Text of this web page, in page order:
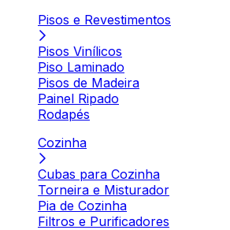
Pisos e Revestimentos
Pisos Vinílicos
Piso Laminado
Pisos de Madeira
Painel Ripado
Rodapés
Cozinha
Cubas para Cozinha
Torneira e Misturador
Pia de Cozinha
Filtros e Purificadores